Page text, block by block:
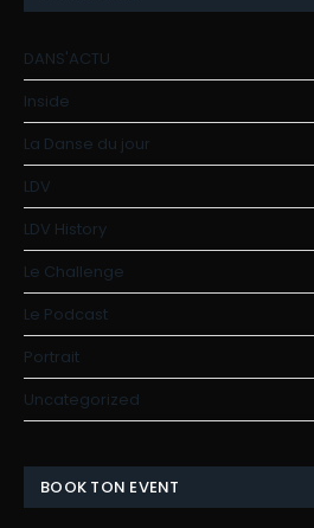
DANS'ACTU
Inside
La Danse du jour
LDV
LDV History
Le Challenge
Le Podcast
Portrait
Uncategorized
BOOK TON EVENT